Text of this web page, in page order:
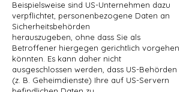
Beispielsweise sind US-Unternehmen dazu
verpflichtet, personenbezogene Daten an
Sicherheitsbehörden
herauszugeben, ohne dass Sie als
Betroffener hiergegen gerichtlich vorgehen
könnten. Es kann daher nicht
ausgeschlossen werden, dass US-Behörden
(z. B. Geheimdienste) Ihre auf US-Servern